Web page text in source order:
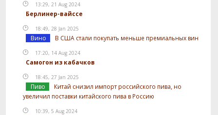
13:29, 21 Aug 2024
Берлинер-вайссе
18:49, 28 Jan 2025
Вино В США стали покупать меньше премиальных вин
17:20, 14 Aug 2024
Самогон из кабачков
18:45, 27 Jan 2025
Пиво
Китай снизил импорт российского пива, но
увеличил поставки китайского пива в Россию
10:39, 5 Aug 2024